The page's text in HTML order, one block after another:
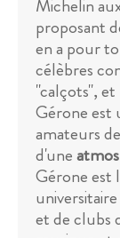
Michelin
proposant
en a pour
célèbres
"calçots",
Gérone est
amateurs
d'une
Gérone est
et de clubs